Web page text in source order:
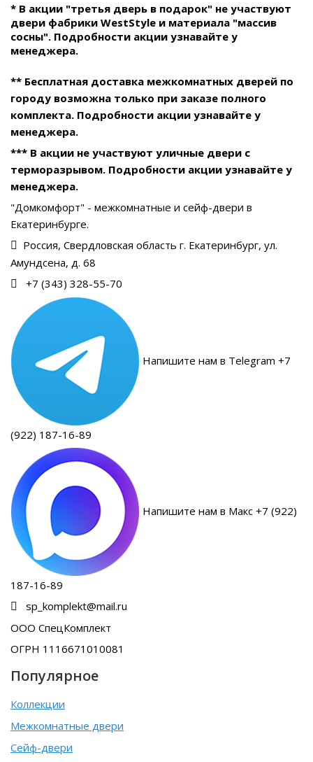
* В акции "третья дверь в подарок" не участвуют
двери фабрики WestStyle и материала "массив
сосны". Подробности акции узнавайте у
менеджера.
** Бесплатная доставка межкомнатных дверей по
городу возможна только при заказе полного
комплекта. Подробности акции узнавайте у
менеджера.
*** В акции не участвуют уличные двери с
терморазрывом. Подробности акции узнавайте у
менеджера.
"Домкомфорт" - межкомнатные и сейф-двери в
Екатеринбурге.
Россия, Свердловская область г. Екатеринбург, ул.
Амундсена, д. 68
+7 (343) 328-55-70
Напишите нам в Telegram +7
(922) 187-16-89
Напишите нам в Макс +7 (922)
187-16-89
sp_komplekt@mail.ru
ООО СпецКомплект
ОГРН 1116671010081
Популярное
Коллекции
Межкомнатные двери
Сейф-двери